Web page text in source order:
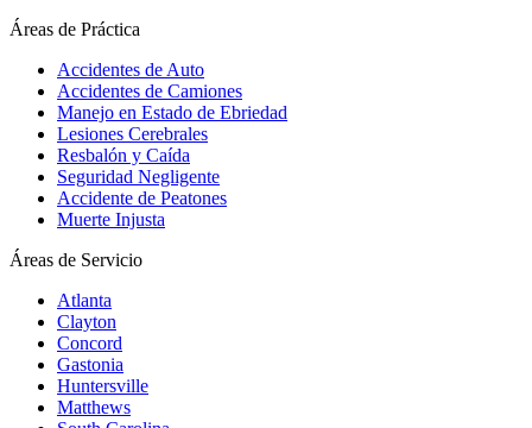
Áreas de Práctica
Accidentes de Auto
Accidentes de Camiones
Manejo en Estado de Ebriedad
Lesiones Cerebrales
Resbalón y Caída
Seguridad Negligente
Accidente de Peatones
Muerte Injusta
Áreas de Servicio
Atlanta
Clayton
Concord
Gastonia
Huntersville
Matthews